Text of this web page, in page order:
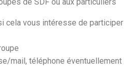
cela vous intéresse de participer
mail, téléphone éventuellement